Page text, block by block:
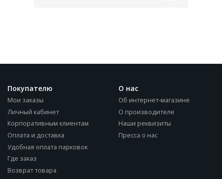
Покупателю
Мои заказы
Личный кабинет
Корпоративным клиентам
Оплата и доставка
Удобная оплата парковок
Где заказ
Возврат товара
О нас
Об интернет-магазине
О производителе
Наши реквизиты
Пресса о нас